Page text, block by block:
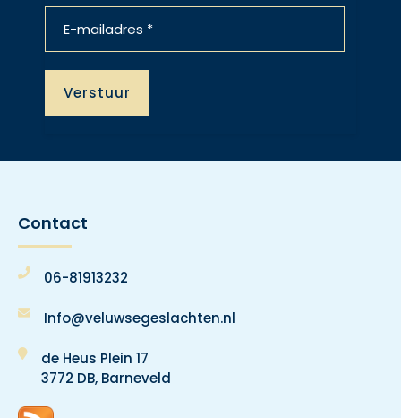
Contact
06-81913232
Info@veluwsegeslachten.nl
de Heus Plein 17
3772 DB, Barneveld